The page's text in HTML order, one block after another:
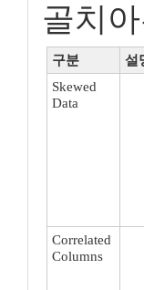
골치아
구분
설
Skewed
Data
Correlated
Columns